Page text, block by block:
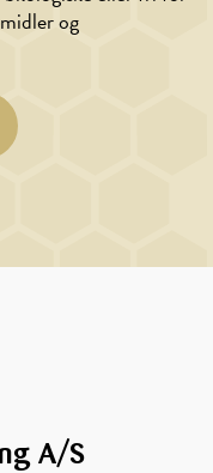
og
A/S